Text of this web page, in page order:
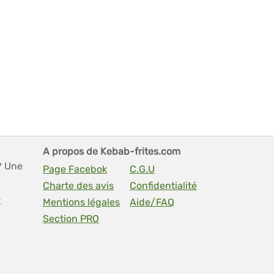
Une
A propos de Kebab-frites.com
Page Facebok
C.G.U
Charte des avis
Confidentialité
Mentions légales
Aide/FAQ
Section PRO